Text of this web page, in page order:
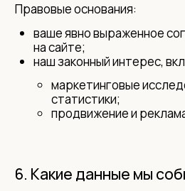
Правовые основания:
ваше явно выраженное
на сайте;
наш законный интерес,
маркетинговые
статистики;
продвижение и
6. Какие данные мы